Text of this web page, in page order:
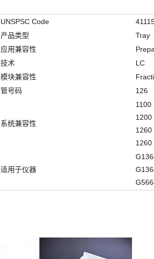
UNSPSC Code
产品类型
Tray
应用兼容性
技术
LC
模块兼容性
管号码
126
系统兼容性
1100
1200
1260
1260
适用于仪器